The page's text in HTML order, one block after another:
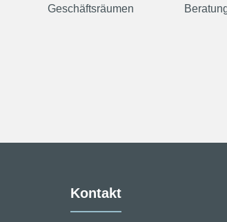
Geschäftsräumen
Kontakt